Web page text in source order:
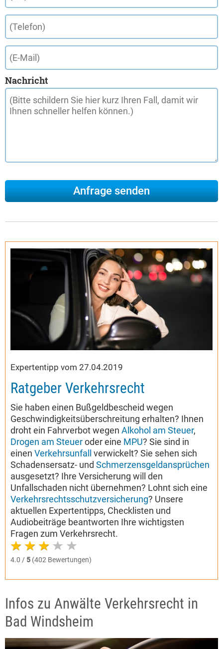
Nachricht
Expertentipp vom 27.04.2019
Ratgeber Verkehrsrecht
Sie haben einen Bußgeldbescheid wegen
Geschwindigkeitsüberschreitung erhalten? Ihnen
droht ein Fahrverbot wegen Alkohol am Steuer,
Drogen am Steueroder eine MPU? Sie sind in
einen Verkehrsunfall
verwickelt? Sie sehen sich
Schadensersatz- und Schmerzensgeldansprüchen
ausgesetzt? Ihre Versicherung will den
Unfallschaden nicht übernehmen? Lohnt sich eine
Verkehrsrechtsschutzversicherung? Unsere
aktuellen Expertentipps, Checklisten und
Audiobeiträge beantworten Ihre wichtigsten
Fragen zum Verkehrsrecht.
4.0 / 5 (402 Bewertungen)
Infos zu Anwälte Verkehrsrecht in
Bad Windsheim